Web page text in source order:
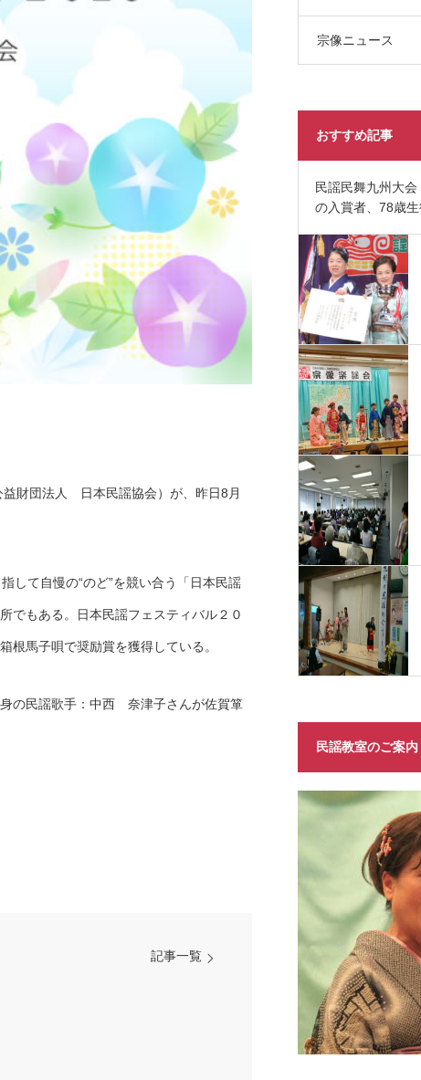
益財団法人 日本民謡協会）が、昨日8月
して自慢の“のど”を競い合う「日本民謡
でもある。日本民謡フェスティバル２０
馬子唄で奨励賞を獲得している。
の民謡歌手：中西 奈津子さんが佐賀箪
記事一覧
宗像ニュース
おすすめ記事
民謡民舞九州大
の入賞者、78歳生
民謡教室のご案内